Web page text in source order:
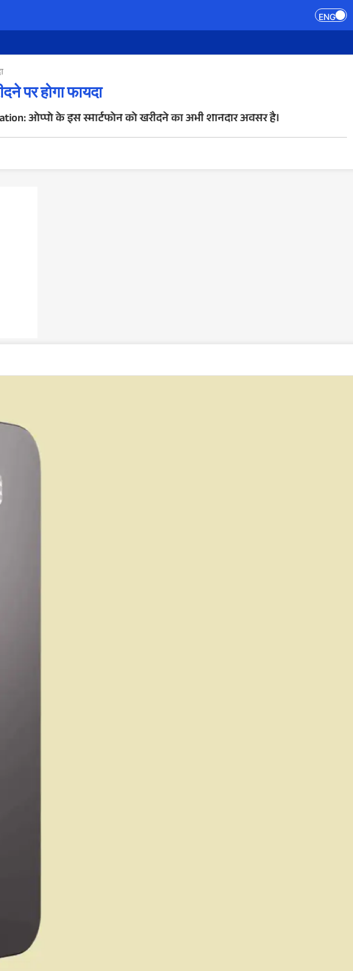
ENG
पर होगा फायदा
ओप्पो के इस स्मार्टफोन को खरीदने का अभी शानदार अवसर है।